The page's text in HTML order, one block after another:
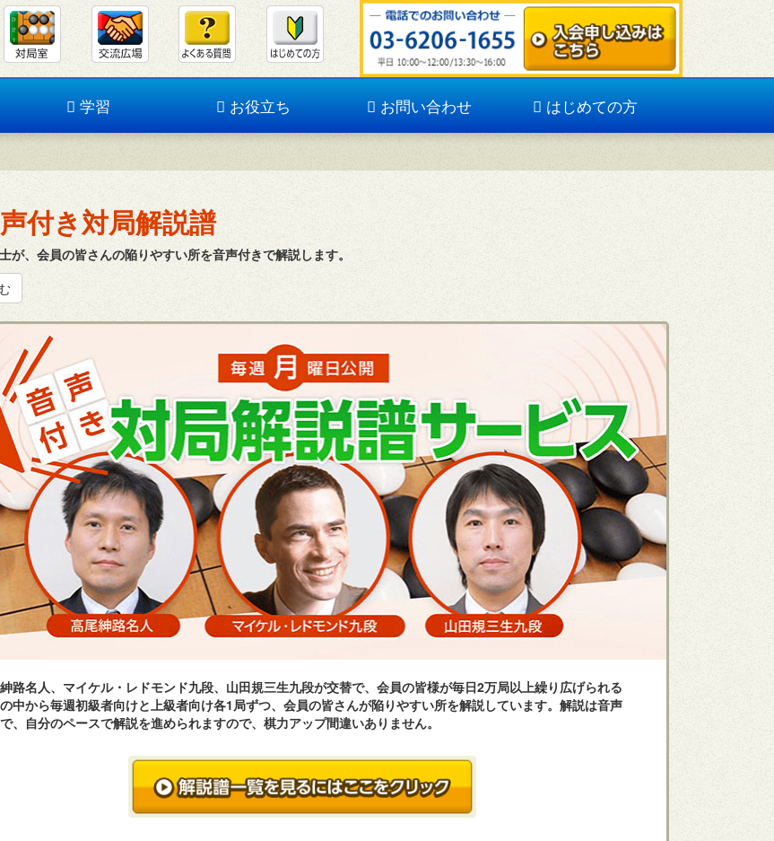
学習 お役立ち お問い合わせ はじめての方
付き対局解説譜
が、会員の皆さんの陥りやすい所を音声付きで解説します。
路名人、マイケル・レドモンド九段、山田規三生九段が交替で、会員の皆様が毎日2万局以上繰り広げられる
中から毎週初級者向けと上級者向け各1局ずつ、会員の皆さんが陥りやすい所を解説しています。解説は音声
、自分のペースで解説を進められますので、棋力アップ間違いありません。